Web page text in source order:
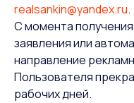
realsankin@yandex.ru.
С момента
заявления или
направление
Пользователя
рабочих дней.